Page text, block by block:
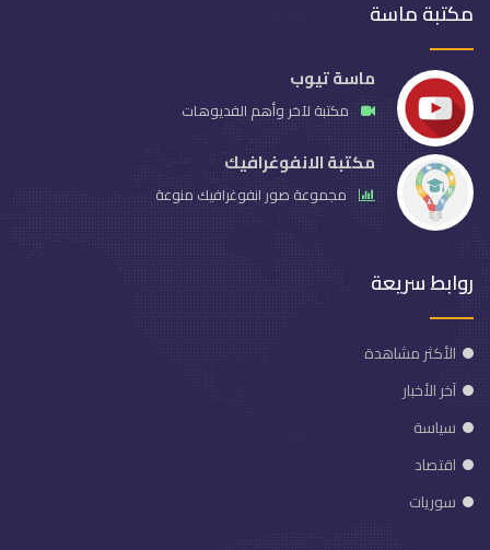
مكتبة ماسة
ماسة تيوب
مكتبة لآخر وأهم الفديوهات
مكتبة الانفوغرافيك
مجموعة صور انفوغرافيك منوعة
روابط سريعة
الأكثر مشاهدة
آخر الأخبار
سياسة
اقتصاد
سوريات